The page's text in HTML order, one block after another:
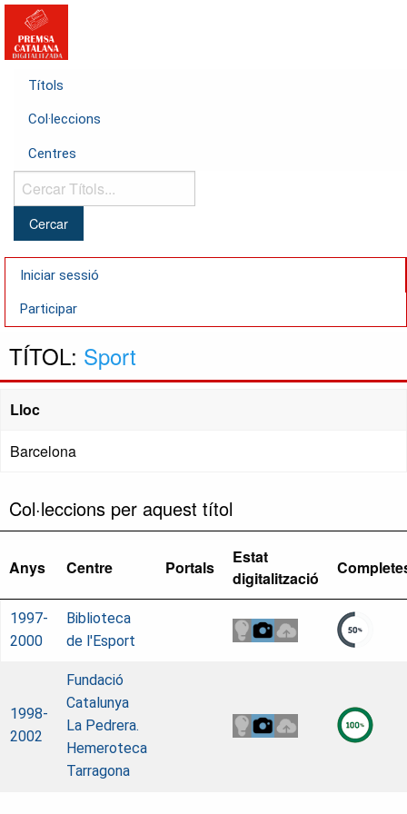
Títols
Col·leccions
Centres
Cercar
Títols...
Iniciar sessió
Participar
TÍTOL: Sport
Lloc
Barcelona
Col·leccions per aquest títol
Anys Centre Portals
Estat
digitalització
1997-
2000
Biblioteca
de l'Esport
1998-
2002
Fundació
Catalunya
La Pedrera.
Hemeroteca
Tarragona